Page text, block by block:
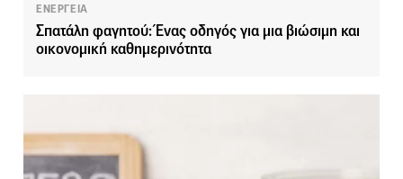
ΕΝΕΡΓΕΙΑ
Σπατάλη φαγητού: Ένας οδηγός για μια βιώσιμη και
οικονομική καθημερινότητα